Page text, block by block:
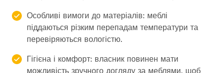
Особливі вимоги до матеріалів: меблі
піддаються різким перепадам температури та
перевіряються вологістю.
Гігієна і комфорт: власник повинен мати
можливість зручного догляду за меблями, щоб